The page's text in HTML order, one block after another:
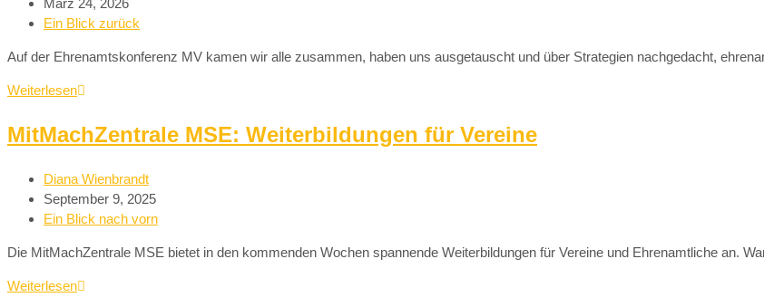
Ein Blick zurück
Auf der Ehrenamtskonferenz MV kamen wir alle zusammen, haben uns ausgetauscht und über Strategien nachgedacht,
Weiterlesen
MitMachZentrale MSE: Weiterbildungen für Vereine
Diana Wienbrandt
September 9, 2025
Ein Blick nach vorn
Die MitMachZentrale MSE bietet in den kommenden Wochen spannende Weiterbildungen für Vereine und Ehrenamtliche an.
Weiterlesen